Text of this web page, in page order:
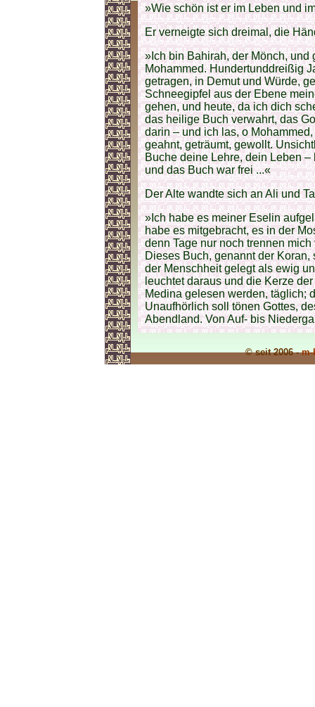
»Wie schön ist er im Leben und
Er verneigte sich dreimal, die
»Ich bin Bahirah, der Mönch,
Mohammed. Hundertunddreißig
getragen, in Demut und Würde,
Schneegipfel aus der Ebene
gehen, und heute, da ich dich
das heilige Buch verwahrt, das
darin – und ich las, o
geahnt, geträumt, gewollt.
Buche deine Lehre, dein Leben
und das Buch war frei ...«
Der Alte wandte sich an Ali und
»Ich habe es meiner Eselin
habe es mitgebracht, es in der
denn Tage nur noch trennen
Dieses Buch, genannt der
der Menschheit gelegt als ewig
leuchtet daraus und die Kerze
Medina gelesen werden, täglich;
Unaufhörlich soll tönen Gottes,
Abendland. Von Auf- bis
© seit 2006 -m-